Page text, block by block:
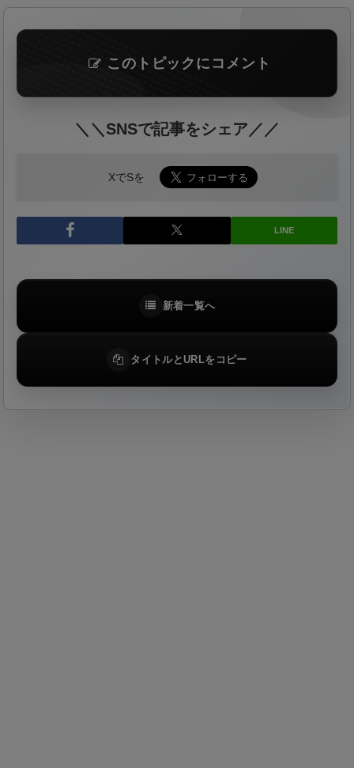
このトピックにコメント
＼＼SNSで記事をシェア／／
XでSを
LINE
新着一覧へ
タイトルとURLをコピー